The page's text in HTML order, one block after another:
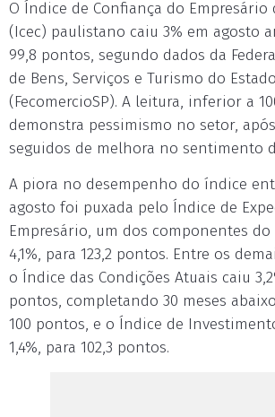
O Índice de Confiança do Empresário
(Icec) paulistano caiu 3% em agosto
99,8 pontos, segundo dados da
de Bens, Serviços e Turismo do
(FecomercioSP). A leitura, inferior a
demonstra pessimismo no setor,
seguidos de melhora no sentimento
A piora no desempenho do índice
agosto foi puxada pelo Índice de
Empresário, um dos componentes do
4,1%, para 123,2 pontos. Entre os
o Índice das Condições Atuais caiu
pontos, completando 30 meses
100 pontos, e o Índice de
1,4%, para 102,3 pontos.